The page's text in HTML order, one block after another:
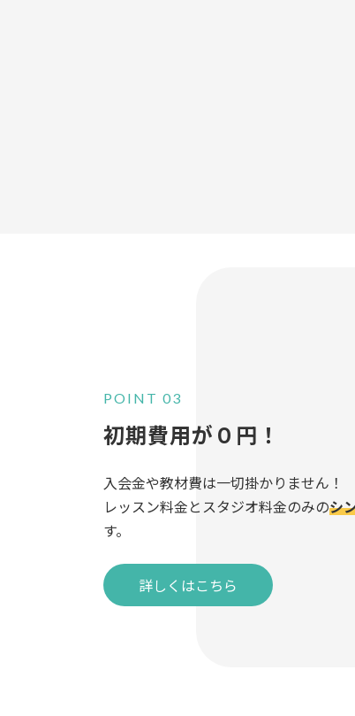
POINT 03
初期費用が０円 ！
入会金や教材費は一切掛かりません！
レッスン料金とスタジオ料金のみのシ
す。
詳しくはこちら